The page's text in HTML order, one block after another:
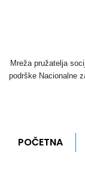
Mreža pružatelja
podrške Nacionalne
POČETNA